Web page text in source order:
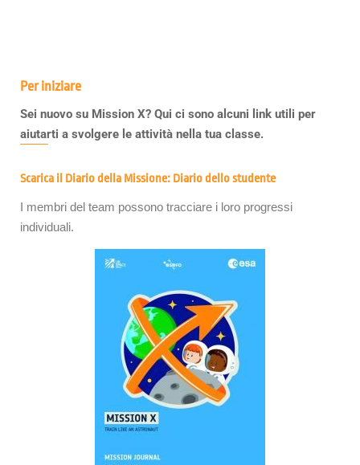
Per iniziare
Sei nuovo su Mission X? Qui ci sono alcuni link utili per
aiutarti a svolgere le attività nella tua classe.
Scarica il Diario della Missione: Diario dello studente
I membri del team possono tracciare i loro progressi
individuali.